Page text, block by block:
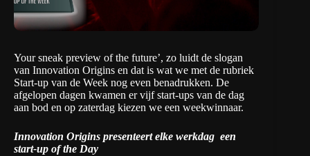
Your sneak preview of the future’, zo luidt de slogan
van Innovation Origins en dat is wat we met de rubriek
Start-up van de Week nog even benadrukken. De
afgelopen dagen kwamen er vijf start-ups van de dag
aan bod en op zaterdag kiezen we een weekwinnaar.
Innovation Origins presenteert elke werkdag een
start-up of the Day